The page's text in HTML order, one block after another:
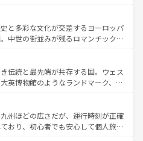
土や気候が異なるスペインはその個
性で訪れる人を魅了する。 なお、新着のスペイン情報は コ
てほしい。
っている。華麗な宮殿、歴史的な大
そして豊かな自然が、訪れる者を心
フランスは美食の国としても知ら
祥地であるランス、プロヴァンスの
など、多彩な楽しみ方が可能だ。さ
にも魅力が溢れており、どの街角に
それぞれで全く異なる文化を体験で
。 なお、新着のフランス情報はコンテンツ一覧
と多彩な文化が交差するヨーロッパ
中世の街並みが残るロマンチック街
こを歩いても飽きることがない。ベ
バイエルン州のアルプスの絶景、そ
イン畑といった風景は必見。ビール
験してほしい。 なお、新着の
ツ一覧を参照してほしい。
伝統と最先端が共存する国。ウェス
英博物館のようなランドマーク、歴
がある。また、優雅なアフタヌーン
はたまらない英国パブ、サッカー観
そできる体験も豊富。イギリスを旅
州ほどの広さだが、運行時刻が正確
おり、初心者でも安心して個人旅行